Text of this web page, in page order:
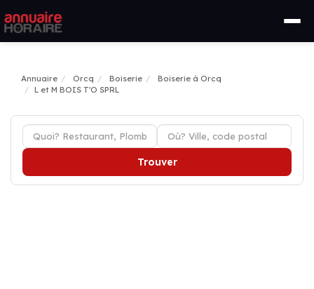
Annuaire Orcq Boiserie
Boiserie à Orcq
L et M BOIS T'O SPRL
Trouver